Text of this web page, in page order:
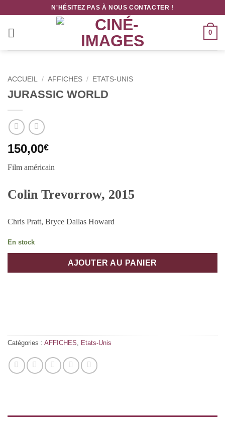
contenu
N'HÉSITEZ PAS À NOUS CONTACTER !
0
ACCUEIL / AFFICHES / ETATS-UNIS
JURASSIC WORLD
150,00€
Film américain
Colin Trevorrow, 2015
Chris Pratt, Bryce Dallas Howard
En stock
AJOUTER AU PANIER
Catégories : AFFICHES, Etats-Unis